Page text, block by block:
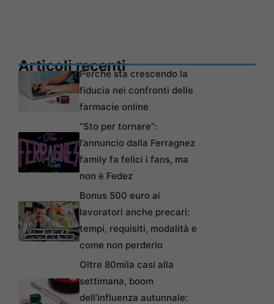
Articoli recentiPerché sta crescendo la
fiducia nei confronti delle
farmacie online
“Sto per tornare”:
l’annuncio dalla Ferragnez
family fa felici i fans, ma
non è Fedez
Bonus 500 euro ai
lavoratori anche precari:
tempi, requisiti, modalità e
come non perderlo
Oltre 80mila casi alla
settimana, boom
dell’influenza autunnale: